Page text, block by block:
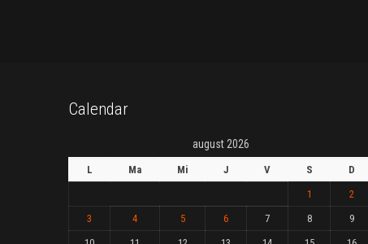
Calendar
august 2026
L Ma Mi J V S
D
1
2
3
4 5 6 7 8
9